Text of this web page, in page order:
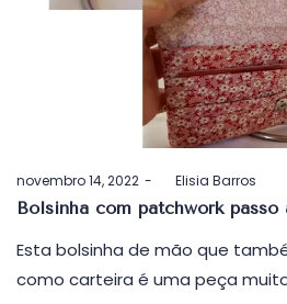
Postado
em
novembro 14, 2022 byElisia Barros
Bolsinha com patchwork passo
Esta bolsinha de mão que
como carteira é uma peça